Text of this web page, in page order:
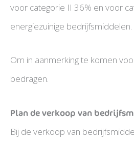
voor categorie II 36% en voor
energiezuinige
Om in aanmerking te komen
bedragen.
Plan de verkoop van
Bij de verkoop van